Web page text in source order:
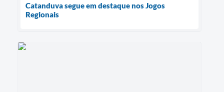
Catanduva segue em destaque nos Jogos
Regionais